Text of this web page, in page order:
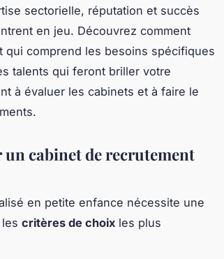
sectorielle, réputation et succès
en jeu. Découvrez comment
comprend les besoins spécifiques
talents qui feront briller votre
à évaluer les cabinets et à faire le
cabinet de recrutement
en petite enfance nécessite une
critères de choix les plus